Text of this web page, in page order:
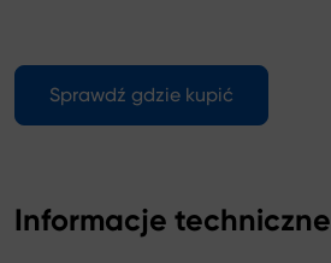
Sprawdź gdzie kupić
Informacje techniczne